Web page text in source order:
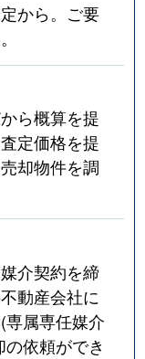
から。ご要
ら概算を提
定価格を提
却物件を調
介契約を締
動産会社に
属専任媒介
依頼ができ